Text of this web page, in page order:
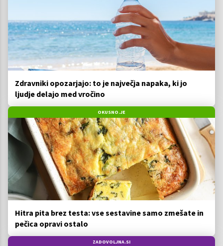
Zdravniki opozarjajo: to je največja napaka, ki jo
ljudje delajo med vročino
OKUSNO.JE
Hitra pita brez testa: vse sestavine samo zmešate in
pečica opravi ostalo
ZADOVOLJNA.SI